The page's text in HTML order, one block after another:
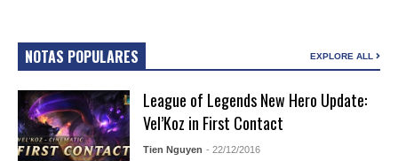
NOTAS POPULARES EXPLORE ALL
League of Legends New Hero Update:
Vel’Koz in First Contact
Tien Nguyen - 22/12/2016